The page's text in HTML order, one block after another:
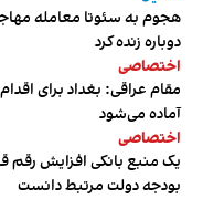
هجوم به سئوتا معامله
دوباره زنده کرد
اختصاصی
مقام عراقی: بغداد برای
آماده می‌شود
اختصاصی
یک منبع بانکی افزایش رقم
بودجه دولت مرتبط دانست